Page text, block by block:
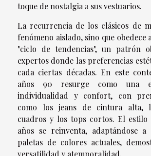
toque de nostalgia a sus vestuarios.
La recurrencia de los clásicos de
fenómeno aislado, sino que obedece
"ciclo de tendencias", un patrón
expertos donde las preferencias
cada ciertas décadas. En este
años 90 resurge como una
individualidad y confort, con
como los jeans de cintura alta,
cuadros y los tops cortos. El estilo
años se reinventa, adaptándose
paletas de colores actuales,
versatilidad y atemporalidad.